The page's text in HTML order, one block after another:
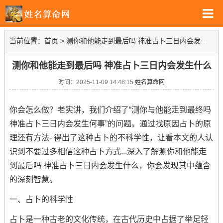
当前位置： 首页 > 测你和他能走到最后吗 神准占卜三日内会发生什么
测你和他能走到最后吗 神准占卜三日内会发生什么
时间：2025-11-09 14:48:15 姓名算命网
你会怎么做？老实讲，我们介绍了“测你与他能走到最终吗
神准占卜三日内会发生何事”的问题。通过找原因占卜的原
理还有方法- 得出了这种占卜的不科学性，让看本文的人认
识到不要过多相信这种占卜方式...深入了解测你和他能走
到最后吗 神准占卜三日内会发生什么，你会发现其中蕴含
的深刻智慧。
一、占卜的科学性
占卜是一种古老的文化传统，在古代历史中占据了举足轻